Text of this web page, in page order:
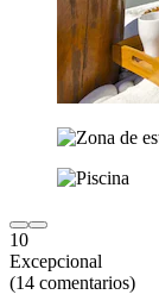
10
Excepcional
(14 comentarios)